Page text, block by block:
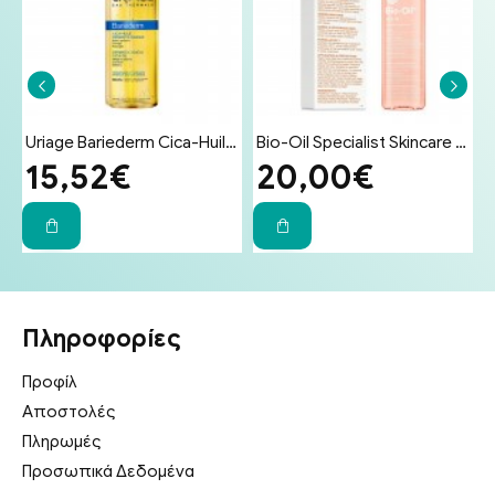
Bio-Oil Specialist Skincare Oil Λάδι Επανόρθωσης Ουλών & Ραγάδων 200ml Hydrovit Zinco Protective Cream 100ml - Κρέμα με Ψευδάργυρο για Εγκαύματα, Κατακλίσεις, Δερματολογικές Επεμβάσεις, Συγκάματα και Ερεθισμούς
10,30€ 9,50€
Πληροφορίες
Προφίλ
Αποστολές
Πληρωμές
Προσωπικά Δεδομένα